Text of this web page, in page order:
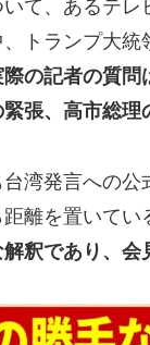
て、あるテ
トランプ大統
際の記者の質
張、高市総理
湾発言への
離を置いて
釈であり、会